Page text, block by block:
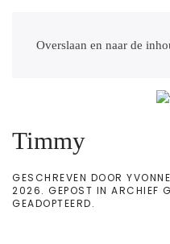
Overslaan en naar de
Timmy
GESCHREVEN DOOR
2026. GEPOST IN ARCHIEF
GEADOPTEERD.